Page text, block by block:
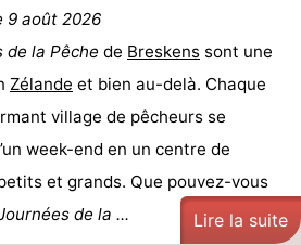
9 août 2026
de la Pêche de Breskens sont une
Zélande et bien au-delà. Chaque
village de pêcheurs se
week-end en un centre de
et grands. Que pouvez-vous
de la ... Lire la suite